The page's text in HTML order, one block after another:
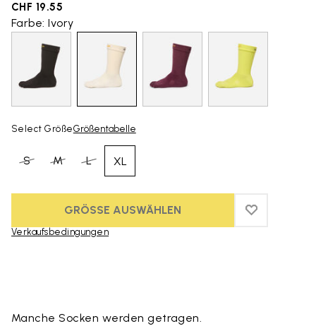
CHF 19.55
Farbe: Ivory
Select GrößeGrößentabelle
S M L XL
GRÖSSE AUSWÄHLEN ADD TO
ADD TO
Verkaufsbedingungen
Manche Socken werden getragen.